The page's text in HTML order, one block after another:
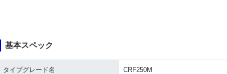
基本スペック
タイプグレード名 CRF250M